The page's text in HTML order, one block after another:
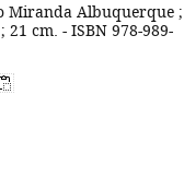
Miranda Albuquerque ;
cm. - ISBN 978-989-